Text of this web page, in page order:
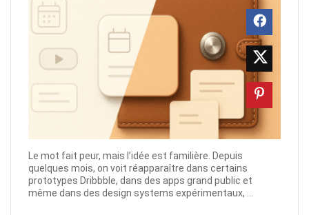
Le mot fait peur, mais l’idée est familière. Depuis
quelques mois, on voit réapparaître dans certains
prototypes Dribbble, dans des apps grand public et
même dans des design systems expérimentaux, ...